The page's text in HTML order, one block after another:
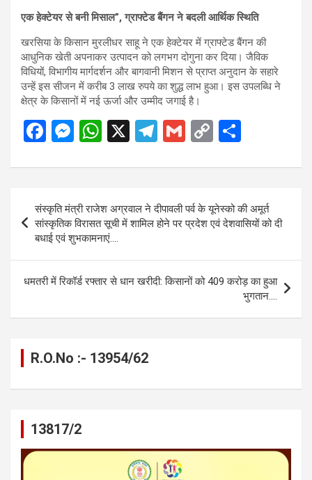
एक हेक्टेयर से बनी मिसाल”, ग्राफ्टेड बैंगन ने बदली आर्थिक स्थिति
खरसिया के किसान मुरलीधर साहू ने एक हेक्टेयर में ग्राफ्टेड बैंगन की
आधुनिक खेती अपनाकर उत्पादन को लगभग दोगुना कर दिया। जैविक
विधियों, विभागीय मार्गदर्शन और बागवानी मिशन से प्राप्त अनुदान के सहारे
उन्हें इस सीजन में करीब 3 लाख रुपये का शुद्ध लाभ हुआ। इस उपलब्धि ने
क्षेत्र के किसानों में नई ऊर्जा और उम्मीद जगाई है।
F
ce
b
o
o
k
M
se
n
g
er
W
at
A
p
p
X
T
e
gr
a
G
ail
C
py
Li
n
ar
e
navigation
संस्कृति मंत्री राजेश अग्रवाल ने दीपावली पर्व के यूनेस्को की अमूर्त
सांस्कृतिक विरासत सूची में शामिल होने पर प्रदेश एवं देशवासियों को दी
बधाई एवं शुभकामनाएं….
धमतरी में रिकॉर्ड रफ्तार से धान खरीदी: किसानों को 409 करोड़ का हुआ
भुगतान….
R.O.No :- 13954/62
13817/2